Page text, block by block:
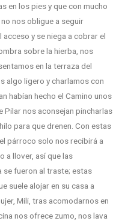
en los pies y que con mucho
nos obligue a seguir
y se niega a cobrar el
sobre la hierba, nos
en la terraza del
algo ligero y charlamos con
habían hecho el Camino unos
Pilar nos aconsejan pincharlas
para que drenen. Con estas
párroco solo nos recibirá a
a llover, así que las
se fueron al traste; estas
suele alojar en su casa a
Mili, tras acomodarnos en
nos ofrece zumo, nos lava